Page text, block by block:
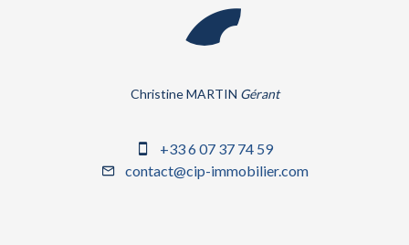
Christine MARTIN Gérant
+33 6 07 37 74 59
contact@cip-immobilier.com